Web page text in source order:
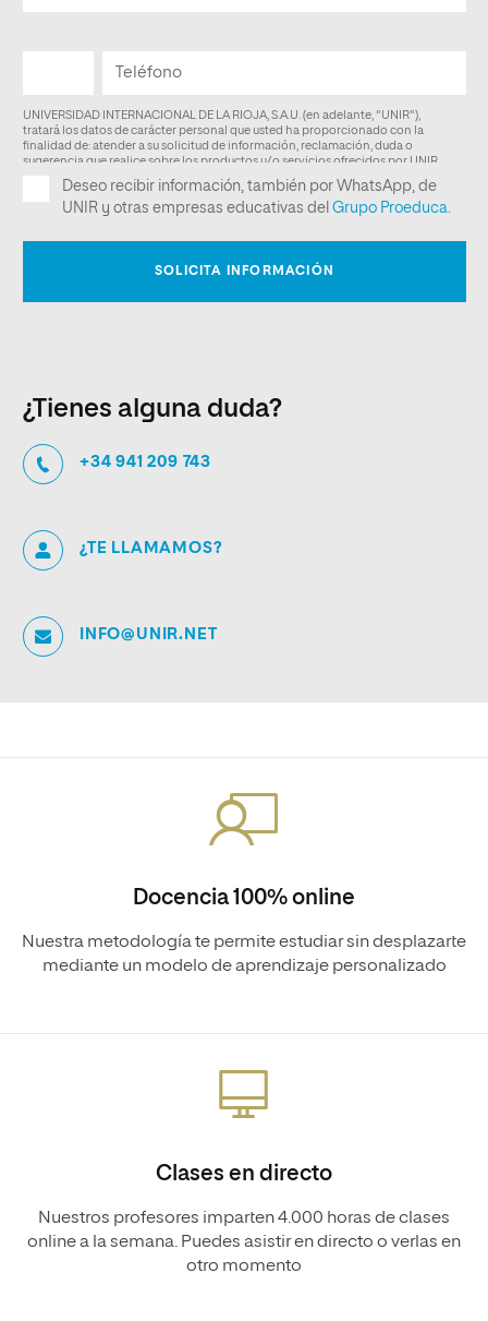
¿Tienes alguna duda?
+34 941 209 743
¿TE LLAMAMOS?
INFO@UNIR.NET
Docencia 100% online
Nuestra metodología te permite estudiar sin desplazarte
mediante un modelo de aprendizaje personalizado
Clases en directo
Nuestros profesores imparten 4.000 horas de clases
online a la semana. Puedes asistir en directo o verlas en
otro momento